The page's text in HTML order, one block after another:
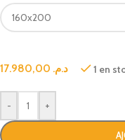
د.م. 1 en
- +